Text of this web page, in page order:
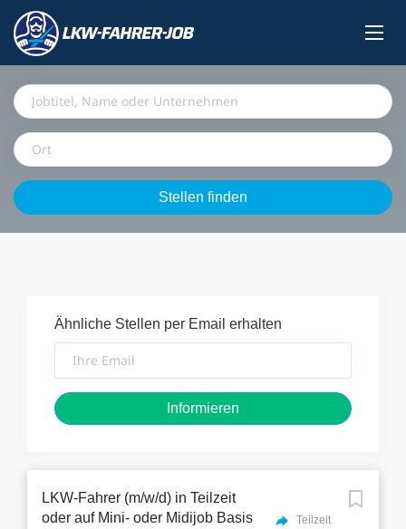
Jobtitel,
Name
Unternehmen
Ort
Stellen
finden
Stellen finden
Ähnliche Stellen per Email erhalten
Teilzeit
LKW-Fahrer (m/w/d) in Teilzeit
oder auf Mini- oder Midijob Basis